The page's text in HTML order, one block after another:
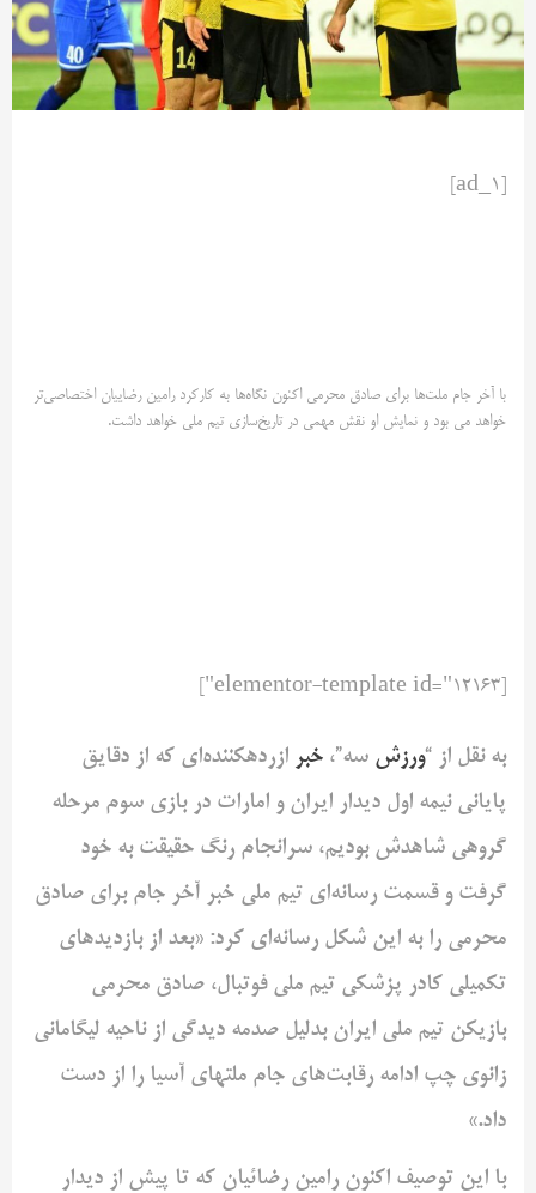
با آخر جام ملت‌ها برای صادق محرمی اکنون نگاه‌ها به کارکرد رامین رضاییان اختصاصی‌تر
خواهد می بود و نمایش او نقش مهمی در تاریخ‌سازی تیم ملی خواهد داشت.
به نقل از “ورزش ‌ سه”، خبر ازردهکننده‌ای که از دقایق
پایانی نیمه اول دیدار ایران و امارات در بازی سوم مرحله
گروهی شاهدش بودیم، سرانجام رنگ حقیقت به خود
گرفت و قسمت رسانه‌ای تیم ملی خبر آخر جام برای صادق
محرمی را به این شکل رسانه‌ای کرد: «بعد از بازدید‌های
تکمیلی کادر پزشکی تیم ملی فوتبال، صادق محرمی
بازیکن تیم ملی ایران بدلیل صدمه دیدگی از ناحیه لیگامانی
زانوی چپ ادامه رقابت‌های جام ملتهای آسیا را از دست
داد.»
با این توصیف اکنون رامین رضائیان که تا پیش از دیدار